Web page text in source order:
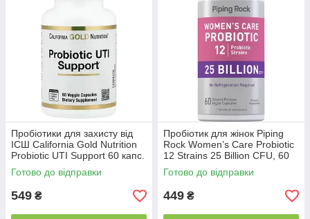
Пробіотики для захисту від
ІСШ California Gold Nutrition
Probiotic UTI Support 60 капс.
Готово до відправки
549 ₴
Пробіотик для жінок Piping
Rock Women’s Care Probiotic
12 Strains 25 Billion CFU, 60
капсул | Підтримка
мікрофлори
Готово до відправки
449 ₴